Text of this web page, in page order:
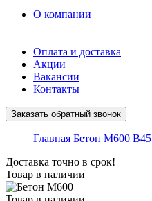
О компании
Оплата и доставка
Акции
Вакансии
Контакты
Заказать обратный звонок
Главная Бетон М600 В45
Доставка точно в срок!
Товар в наличии